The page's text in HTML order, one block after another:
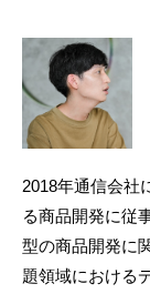
2018年通信会社
る商品開発に従
型の商品開発に
題領域における